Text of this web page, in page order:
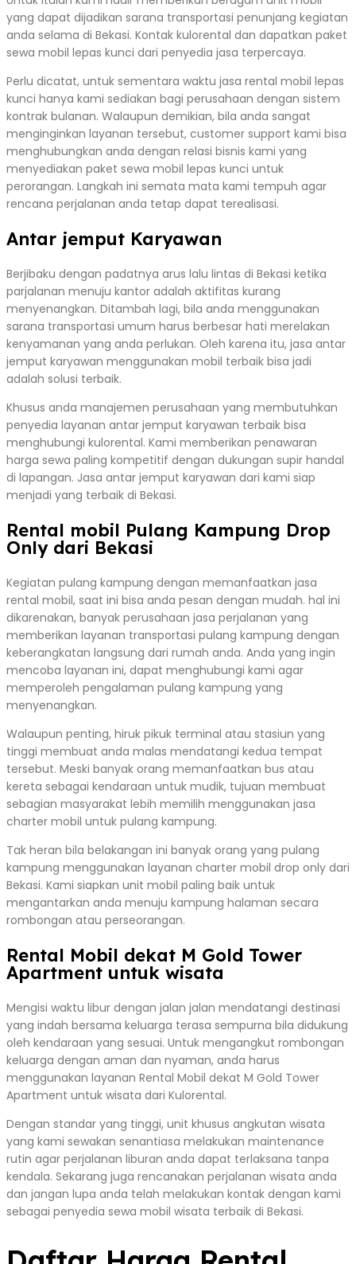
yang dapat dijadikan sarana transportasi penunjang kegiatan
anda selama di Bekasi. Kontak kulorental dan dapatkan paket
sewa mobil lepas kunci dari penyedia jasa terpercaya.
Perlu dicatat, untuk sementara waktu jasa rental mobil lepas
kunci hanya kami sediakan bagi perusahaan dengan sistem
kontrak bulanan. Walaupun demikian, bila anda sangat
menginginkan layanan tersebut, customer support kami bisa
menghubungkan anda dengan relasi bisnis kami yang
menyediakan paket sewa mobil lepas kunci untuk
perorangan. Langkah ini semata mata kami tempuh agar
rencana perjalanan anda tetap dapat terealisasi.
Antar jemput Karyawan
Berjibaku dengan padatnya arus lalu lintas di Bekasi ketika
parjalanan menuju kantor adalah aktifitas kurang
menyenangkan. Ditambah lagi, bila anda menggunakan
sarana transportasi umum harus berbesar hati merelakan
kenyamanan yang anda perlukan. Oleh karena itu, jasa antar
jemput karyawan menggunakan mobil terbaik bisa jadi
adalah solusi terbaik.
Khusus anda manajemen perusahaan yang membutuhkan
penyedia layanan antar jemput karyawan terbaik bisa
menghubungi kulorental. Kami memberikan penawaran
harga sewa paling kompetitif dengan dukungan supir handal
di lapangan. Jasa antar jemput karyawan dari kami siap
menjadi yang terbaik di Bekasi.
Rental mobil Pulang Kampung Drop
Only dari Bekasi
Kegiatan pulang kampung dengan memanfaatkan jasa
rental mobil, saat ini bisa anda pesan dengan mudah. hal ini
dikarenakan, banyak perusahaan jasa perjalanan yang
memberikan layanan transportasi pulang kampung dengan
keberangkatan langsung dari rumah anda. Anda yang ingin
mencoba layanan ini, dapat menghubungi kami agar
memperoleh pengalaman pulang kampung yang
menyenangkan.
Walaupun penting, hiruk pikuk terminal atau stasiun yang
tinggi membuat anda malas mendatangi kedua tempat
tersebut. Meski banyak orang memanfaatkan bus atau
kereta sebagai kendaraan untuk mudik, tujuan membuat
sebagian masyarakat lebih memilih menggunakan jasa
charter mobil untuk pulang kampung.
Tak heran bila belakangan ini banyak orang yang pulang
kampung menggunakan layanan charter mobil drop only dari
Bekasi. Kami siapkan unit mobil paling baik untuk
mengantarkan anda menuju kampung halaman secara
rombongan atau perseorangan.
Rental Mobil dekat M Gold Tower
Apartment untuk wisata
Mengisi waktu libur dengan jalan jalan mendatangi destinasi
yang indah bersama keluarga terasa sempurna bila didukung
oleh kendaraan yang sesuai. Untuk mengangkut rombongan
keluarga dengan aman dan nyaman, anda harus
menggunakan layanan Rental Mobil dekat M Gold Tower
Apartment untuk wisata dari Kulorental.
Dengan standar yang tinggi, unit khusus angkutan wisata
yang kami sewakan senantiasa melakukan maintenance
rutin agar perjalanan liburan anda dapat terlaksana tanpa
kendala. Sekarang juga rencanakan perjalanan wisata anda
dan jangan lupa anda telah melakukan kontak dengan kami
sebagai penyedia sewa mobil wisata terbaik di Bekasi.